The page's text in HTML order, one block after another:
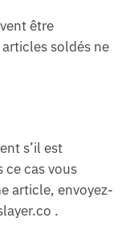
être
soldés ne
s’il est
ce cas vous
article, envoyez-
.